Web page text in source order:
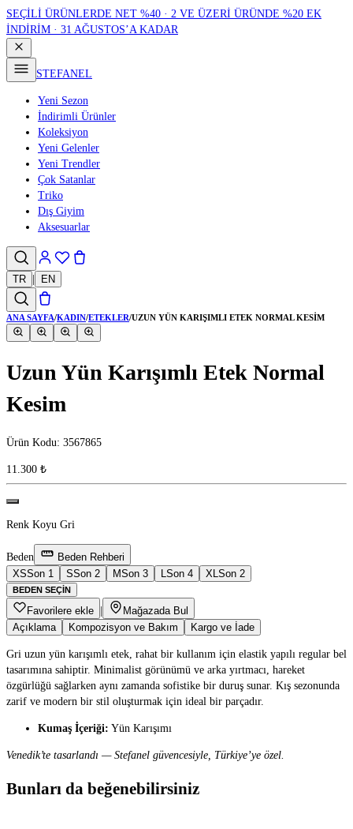
SEÇİLİ ÜRÜNLERDE NET %40 · 2 VE ÜZERİ ÜRÜNDE %20 EK
İNDİRİM · 31 AĞUSTOS’A KADAR
STEFANEL
Yeni Sezon
İndirimli Ürünler
Koleksiyon
Yeni Gelenler
Yeni Trendler
Çok Satanlar
Triko
Dış Giyim
Aksesuarlar
TR EN
ANA SAYFA/KADIN/ETEKLER/UZUN YÜN KARIŞIMLI ETEK NORMAL KESIM
Uzun Yün Karışımlı Etek Normal
Kesim
Ürün Kodu: 3567865
11.300 ₺
Renk Koyu Gri
Beden
Beden Rehberi
XSSon 1 SSon 2 MSon 3 L Son 4 XL Son 2
BEDEN SEÇIN
Favorilere ekle |
Mağazada Bul
Açıklama
Kompozisyon ve Bakım Kargo ve İade
Gri uzun yün karışımlı etek, rahat bir kullanım için elastik yapılı regular bel
tasarımına sahiptir. Minimalist görünümü ve arka yırtmacı, hareket
özgürlüğü sağlarken aynı zamanda sofistike bir duruş sunar. Kış sezonunda
zarif ve modern bir stil oluşturmak için ideal bir parçadır.
Kumaş İçeriği: Yün Karışımı
Venedik’te tasarlandı — Stefanel güvencesiyle, Türkiye’ye özel.
Bunları da beğenebilirsiniz